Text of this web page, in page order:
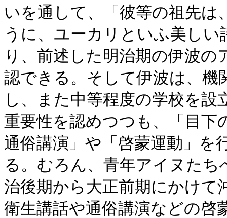
いを通して、「彼等の祖先
うに、ユーカリといふ美し
り、前述した明治期の伊波
認できる。そして伊波は、機
し、また中等程度の学校を
重要性を認めつつも、「目下
通俗講演」や「啓蒙運動」を
る。むろん、青年アイヌた
治後期から大正前期にかけて
衛生講話や通俗講演などの啓